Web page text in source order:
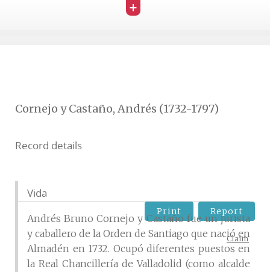
+
Cornejo y Castaño, Andrés (1732-1797)
Record details
Vida
Andrés Bruno Cornejo y Castaño fue un jurista
y caballero de la Orden de Santiago que nació en
Almadén en 1732. Ocupó diferentes puestos en
la Real Chancillería de Valladolid (como alcalde
Print Report
Claim